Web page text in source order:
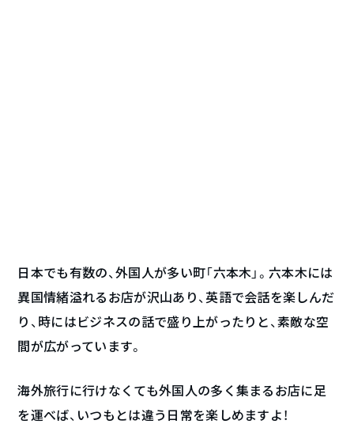
日本でも有数の、外国人が多い町「六本木」。六本木には
異国情緒溢れるお店が沢山あり、英語で会話を楽しんだ
り、時にはビジネスの話で盛り上がったりと、素敵な空
間が広がっています。
海外旅行に行けなくても外国人の多く集まるお店に足
を運べば、いつもとは違う日常を楽しめますよ！